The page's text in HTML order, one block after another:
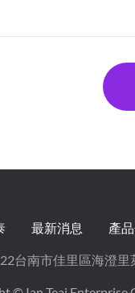
最新消息 產
台南市佳里區海澄里